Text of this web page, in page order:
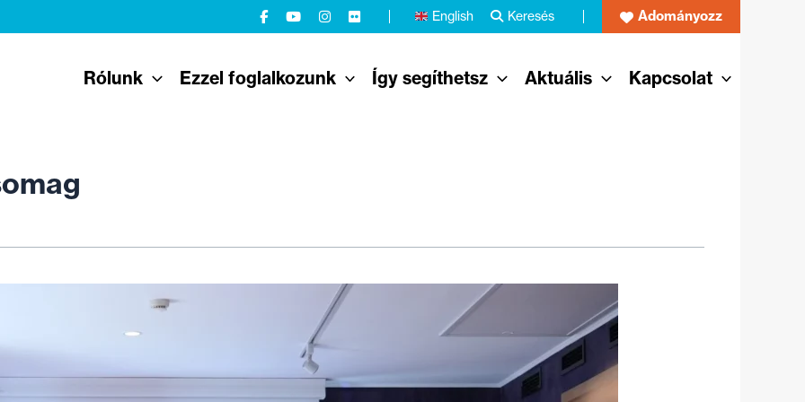
English Keresés Adományozz
Rólunk Ezzel foglalkozunk Így segíthetsz Aktuális Kapcsolat